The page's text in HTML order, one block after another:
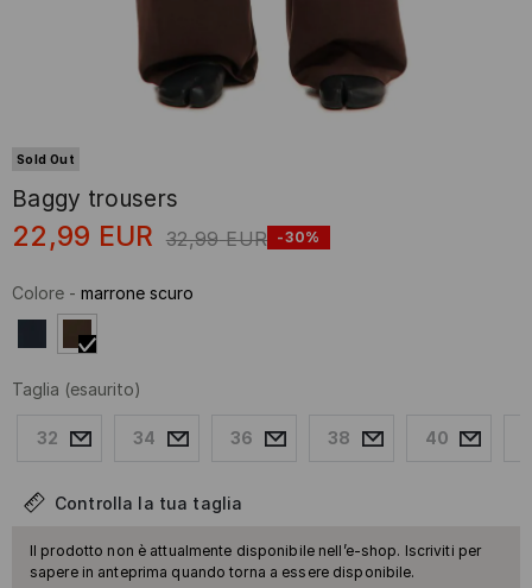
Sold Out
Baggy trousers
22,99 EUR 32,99 EUR -30%
Colore - marrone scuro
Taglia (esaurito)
32 34 36 38 40
Controlla la tua taglia
Il prodotto non è attualmente disponibile nell’e-shop. Iscriviti per
sapere in anteprima quando torna a essere disponibile.